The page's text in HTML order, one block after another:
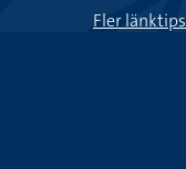
Fler länktips